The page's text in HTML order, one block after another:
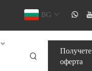
BG
Получете
оферта